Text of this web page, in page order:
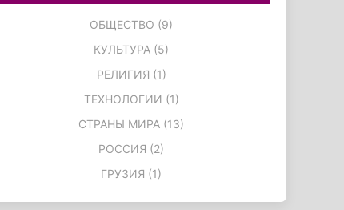
ОБЩЕСТВО (9)
КУЛЬТУРА (5)
РЕЛИГИЯ (1)
ТЕХНОЛОГИИ (1)
СТРАНЫ МИРА (13)
РОССИЯ (2)
ГРУЗИЯ (1)